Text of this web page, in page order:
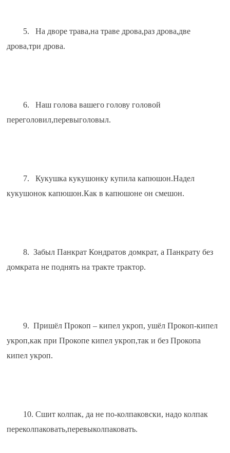
5.   На дворе трава,на траве дрова,раз дрова,две
дрова,три дрова.
6.   Наш голова вашего голову головой
переголовил,перевыголовыл.
7.   Кукушка кукушонку купила капюшон.Надел
кукушонок капюшон.Как в капюшоне он смешон.
8.  Забыл Панкрат Кондратов домкрат, а Панкрату без
домкрата не поднять на тракте трактор.
9.  Пришёл Прокоп – кипел укроп, ушёл Прокоп-кипел
укроп,как при Прокопе кипел укроп,так и без Прокопа
кипел укроп.
10. Сшит колпак, да не по-колпаковски, надо колпак
переколпаковать,перевыколпаковать.